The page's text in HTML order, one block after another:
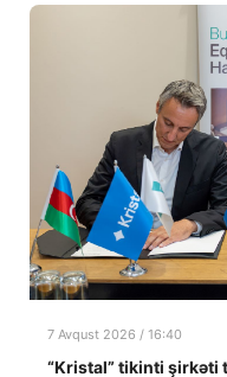
7 Avqust 2026 / 16:40
“Kristal” tikinti şirkəti